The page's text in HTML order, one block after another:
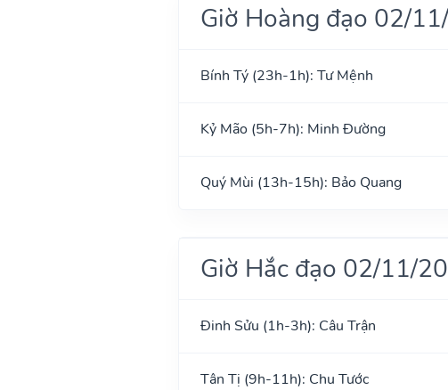
Giờ Hoàng đạo 02/
Bính Tý (23h-1h): Tư Mệnh
Kỷ Mão (5h-7h): Minh Đường
Quý Mùi (13h-15h): Bảo Quang
Giờ Hắc đạo 02/11/
Đinh Sửu (1h-3h): Câu Trận
Tân Tị (9h-11h): Chu Tước